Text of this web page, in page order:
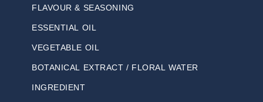
FLAVOUR & SEASONING
ESSENTIAL OIL
VEGETABLE OIL
BOTANICAL EXTRACT / FLORAL WATER
INGREDIENT